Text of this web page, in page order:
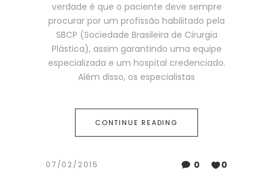
verdade é que o paciente deve sempre
procurar por um profissão habilitado pela
SBCP (Sociedade Brasileira de Cirurgia
Plástica), assim garantindo uma equipe
especializada e um hospital credenciado.
Além disso, os especialistas
CONTINUE READING
07/02/2015 0 0